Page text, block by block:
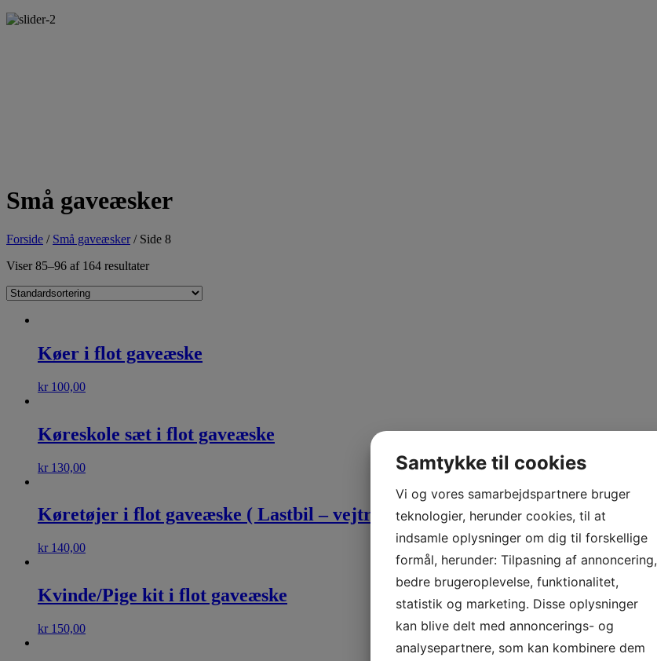
Små gaveæsker
Forside / Små gaveæsker/ Side 8
Viser 85–96 af 164 resultater
Køer i flot gaveæske
kr100,00
Køreskole sæt i flot gaveæske
kr130,00
Køretøjer i flot gaveæske ( Lastbil – vejtromle – bulldozer )
kr140,00
Kvinde/Pige kit i flot gaveæske
kr150,00
Samtykke til cookies
Vi og vores samarbejdspartnere bruger
teknologier, herunder cookies, til at
indsamle oplysninger om dig til forskellige
formål, herunder: Tilpasning af annoncering,
bedre brugeroplevelse, funktionalitet,
statistik og marketing. Disse oplysninger
kan blive delt med annoncerings- og
analysepartnere, som kan kombinere dem